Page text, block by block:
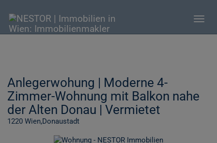
Anlegerwohung | Moderne 4-
Zimmer-Wohnung mit Balkon nahe
der Alten Donau | Vermietet
1220 Wien,Donaustadt